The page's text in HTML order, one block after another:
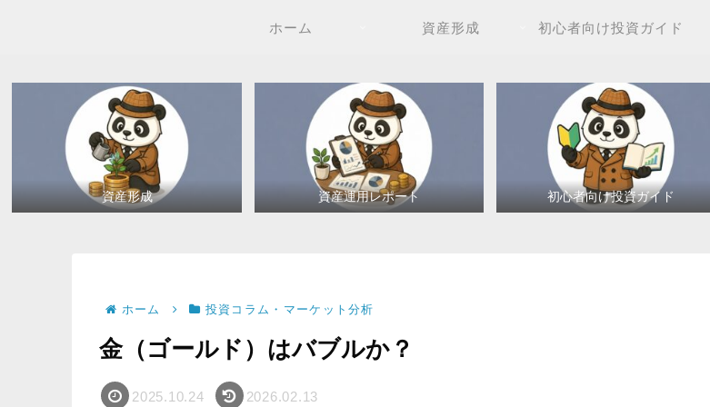
ホーム 資産形成 初心者向け投資ガイド
資産形成 資産運用レポート 初心者向け投資ガイド
ホーム 投資コラム・マーケット分析
金（ゴールド）はバブルか？
2025.10.24 2026.02.13